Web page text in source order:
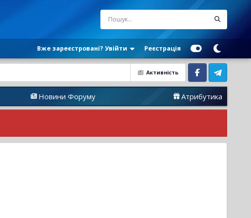
Вже зареєстровані? Увійти Реєстрація
Активність
Facebook Telegram
Новини Форуму Атрибутика